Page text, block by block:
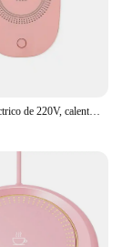
Posavasos eléctrico de 220V, calentador de tazas de 55 °C para café, leche, té, almohadilla térmica, alfombrilla termostática, suministros de cocina